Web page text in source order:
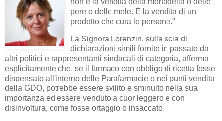
pere o delle mele. È la vendita di un
prodotto che cura le persone."
La Signora Lorenzin, sulla scia di
dichiarazioni simili fornite in passato da
altri politici e rappresentanti sindacali di categoria, afferma
esplicitamente che, se il farmaco con obbligo di ricetta fosse
dispensato all'interno delle Parafarmacie o nei punti vendita
della GDO, potrebbe essere svilito e sminuito nella sua
importanza ed essere venduto a cuor leggero e con
disinvoltura, come fosse ortaggio o insaccato.